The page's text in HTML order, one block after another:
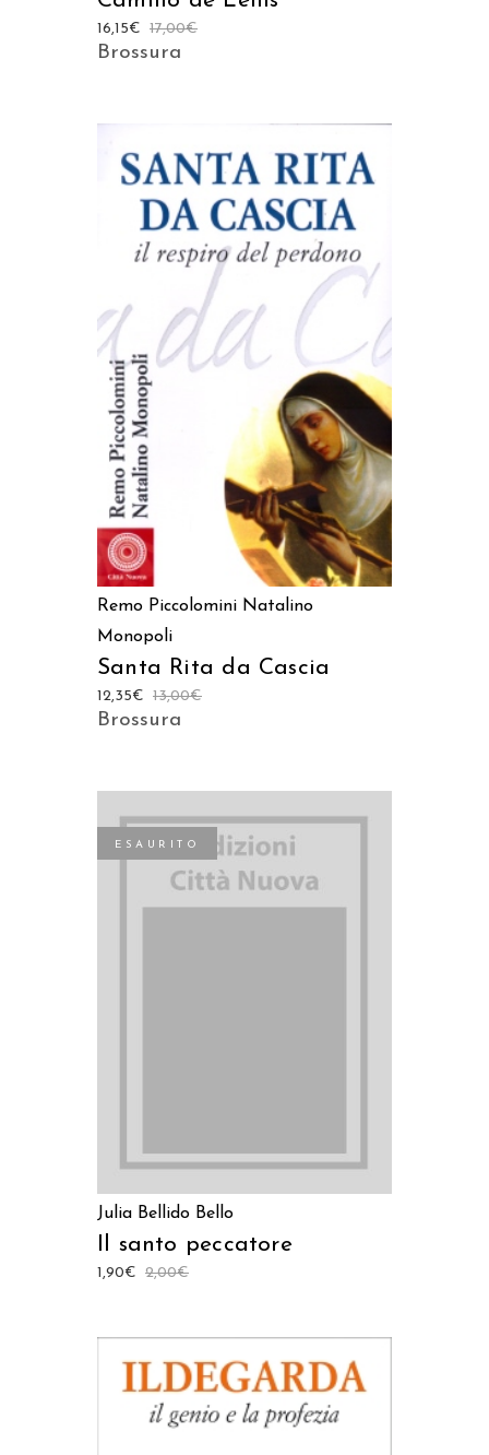
17,00€
16,15€
Brossura
AGGIUNGI AL CARRELLO
Remo Piccolomini Natalino
Monopoli
Santa Rita da Cascia
13,00€
12,35€
Brossura
ESAURITO
Julia Bellido Bello
Il santo peccatore
2,00€
1,90€